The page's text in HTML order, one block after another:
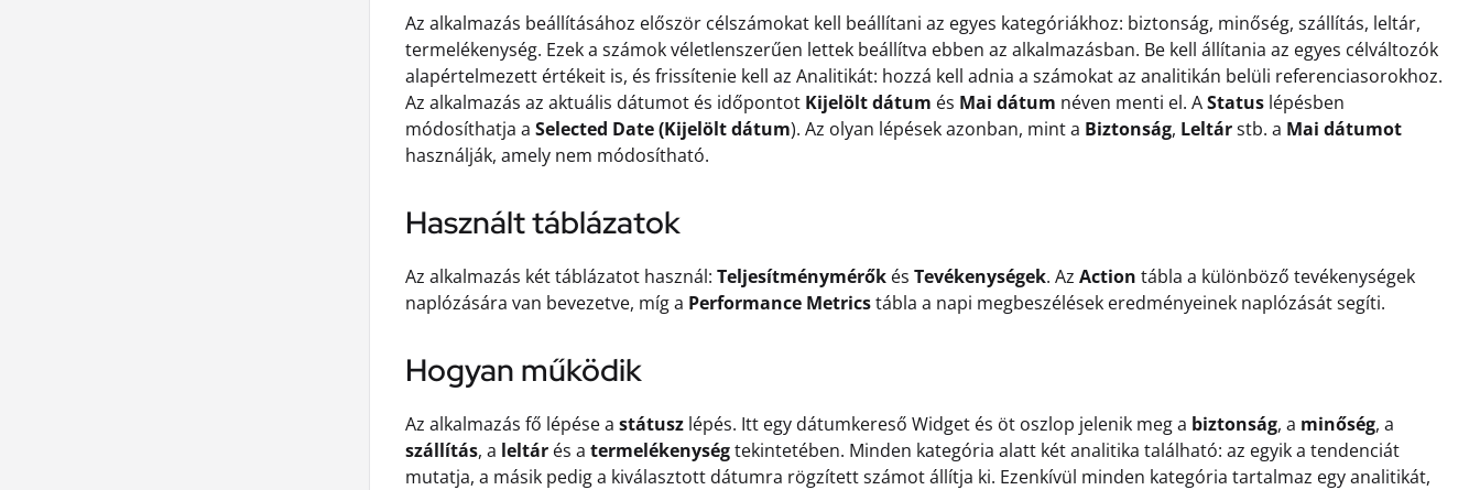
Az alkalmazás beállításához először célszámokat kell beállítani az egyes kategóriákhoz: biztonság, minőség, szállítás, leltár,
termelékenység. Ezek a számok véletlenszerűen lettek beállítva ebben az alkalmazásban. Be kell állítania az egyes célváltozók
alapértelmezett értékeit is, és frissítenie kell az Analitikát: hozzá kell adnia a számokat az analitikán belüli referenciasorokhoz.
Az alkalmazás az aktuális dátumot és időpontot Kijelölt dátum és Mai dátum néven menti el. AStatus lépésben
módosíthatja a Selected Date (Kijelölt dátum). Az olyan lépések azonban, mint a Biztonság, Leltárstb. a Mai dátumot
használják, amely nem módosítható.
Használt táblázatok
Az alkalmazás két táblázatot használ: Teljesítménymérők és Tevékenységek. Az Action tábla a különböző tevékenységek
naplózására van bevezetve, míg a Performance Metricstábla a napi megbeszélések eredményeinek naplózását segíti.
Hogyan működik
Az alkalmazás fő lépése a státusz lépés. Itt egy dátumkereső Widget és öt oszlop jelenik meg a biztonság, a minőség, a
szállítás, a leltár és a termelékenységtekintetében. Minden kategória alatt két analitika található: az egyik a tendenciát
mutatja, a másik pedig a kiválasztott dátumra rögzített számot állítja ki. Ezenkívül minden kategória tartalmaz egy analitikát,